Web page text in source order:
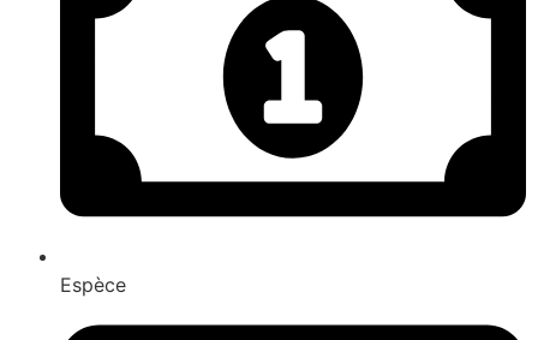
Espèce